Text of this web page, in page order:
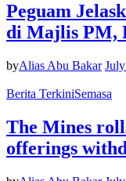
Peguam
di Majlis PM,
byAlias Abu Bakar
Berita TerkiniSemasa
The Mines
offerings